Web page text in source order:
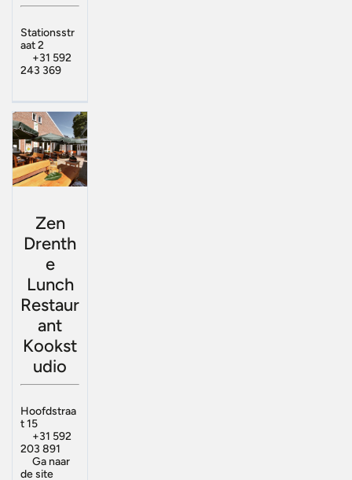
Stationsstr
aat 2
+31 592
243 369
Zen
Drenth
e
Lunch
Restaur
ant
Kookst
udio
Hoofdstraa
t 15
+31 592
203 891
Ga naar
de site